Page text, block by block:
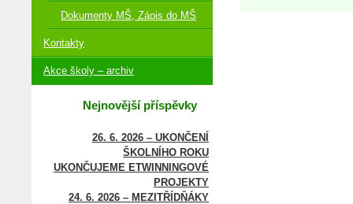
Dokumenty MŠ, Zápis do MŠ
Kontakty
Akce školy – archiv
Nejnovější příspěvky
26. 6. 2026 – UKONČENÍ
ŠKOLNÍHO ROKU
UKONČUJEME ETWINNINGOVÉ
PROJEKTY
24. 6. 2026 – MEZITŘÍDŇÁKY